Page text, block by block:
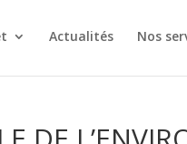
Actualités Nos